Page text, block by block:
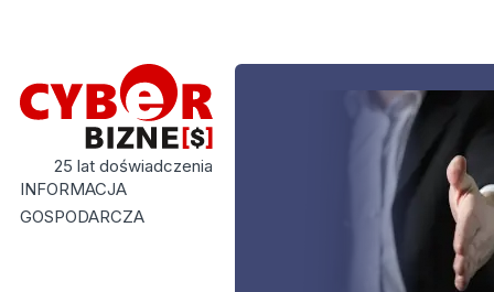
25 lat doświadczenia
INFORMACJA
GOSPODARCZA